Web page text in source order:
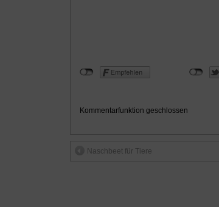
Kommentarfunktion geschlossen
Naschbeet für Tiere